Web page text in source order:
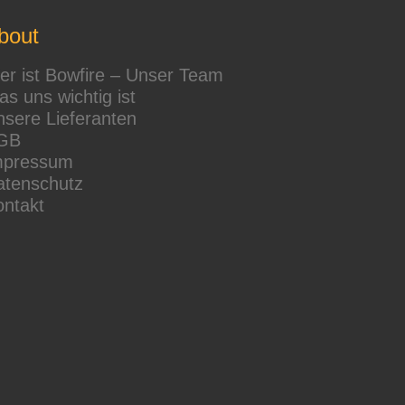
ist Bowfire – Unser Team
uns wichtig ist
Lieferanten